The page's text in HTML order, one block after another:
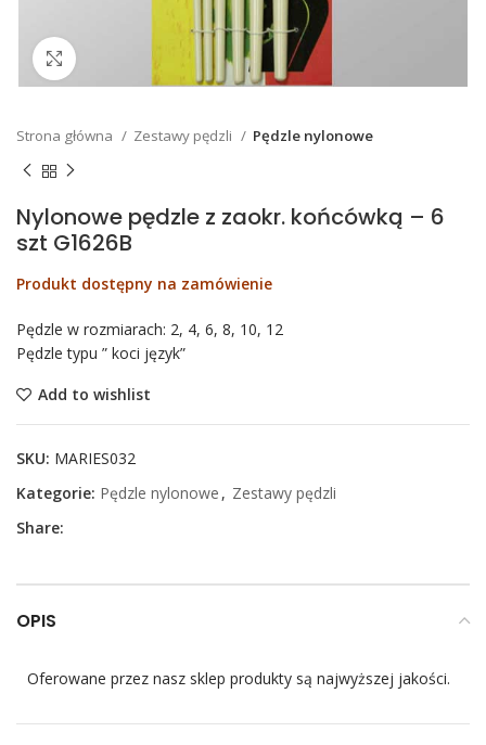
Strona główna Zestawy pędzli Pędzle nylonowe
Nylonowe pędzle z zaokr. końcówką – 6
szt G1626B
Produkt dostępny na zamówienie
Pędzle w rozmiarach: 2, 4, 6, 8, 10, 12
Pędzle typu ” koci język”
Add to wishlist
SKU: MARIES032
Kategorie: Pędzle nylonowe , Zestawy pędzli
Share:
OPIS
Oferowane przez nasz sklep produkty są najwyższej jakości.